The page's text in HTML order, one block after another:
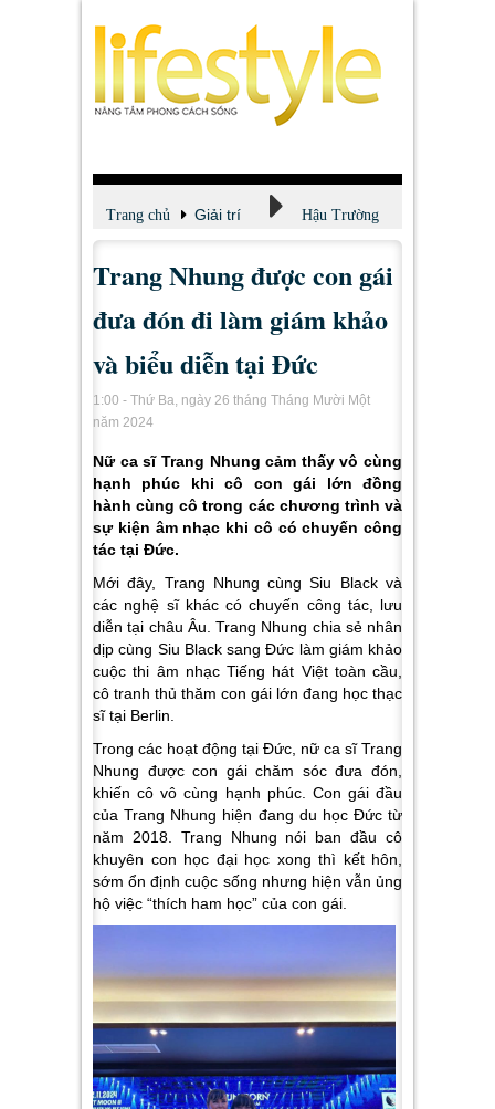
Trang chủ Giải trí Hậu Trường
Trang Nhung được con gái
đưa đón đi làm giám khảo
và biểu diễn tại Đức
1:00 - Thứ Ba, ngày 26 tháng Tháng Mười Một
năm 2024
Nữ ca sĩ Trang Nhung cảm thấy vô cùng
hạnh phúc khi cô con gái lớn đồng
hành cùng cô trong các chương trình và
sự kiện âm nhạc khi cô có chuyến công
tác tại Đức.
Mới đây, Trang Nhung cùng Siu Black và
các nghệ sĩ khác có chuyến công tác, lưu
diễn tại châu Âu. Trang Nhung chia sẻ nhân
dịp cùng Siu Black sang Đức làm giám khảo
cuộc thi âm nhạc Tiếng hát Việt toàn cầu,
cô tranh thủ thăm con gái lớn đang học thạc
sĩ tại Berlin.
Trong các hoạt động tại Đức, nữ ca sĩ Trang
Nhung được con gái chăm sóc đưa đón,
khiến cô vô cùng hạnh phúc. Con gái đầu
của Trang Nhung hiện đang du học Đức từ
năm 2018. Trang Nhung nói ban đầu cô
khuyên con học đại học xong thì kết hôn,
sớm ổn định cuộc sống nhưng hiện vẫn ủng
hộ việc “thích ham học” của con gái.